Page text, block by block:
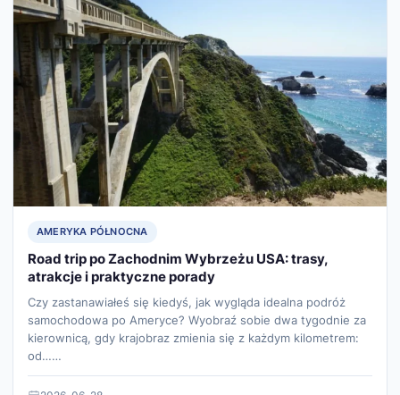
AMERYKA PÓŁNOCNA
Road trip po Zachodnim Wybrzeżu USA: trasy,
atrakcje i praktyczne porady
Czy zastanawiałeś się kiedyś, jak wygląda idealna podróż
samochodowa po Ameryce? Wyobraź sobie dwa tygodnie za
kierownicą, gdy krajobraz zmienia się z każdym kilometrem:
od……